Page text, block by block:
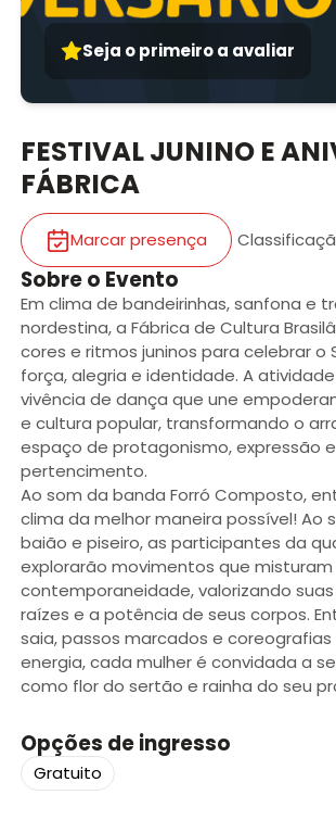
Seja o primeiro a avaliar
FESTIVAL JUNINO E
FÁBRICA
Marcar presença
Sobre o Evento
Em clima de bandeirinhas, sanfona e
nordestina, a Fábrica de Cultura
cores e ritmos juninos para celebrar o
força, alegria e identidade. A
vivência de dança que une
e cultura popular, transformando o
espaço de protagonismo, expressão e
pertencimento.
Ao som da banda Forró Composto,
clima da melhor maneira possível! Ao
baião e piseiro, as participantes da
explorarão movimentos que
contemporaneidade, valorizando suas
raízes e a potência de seus corpos.
saia, passos marcados e coreografias
energia, cada mulher é convidada a
como flor do sertão e rainha do seu
Opções de ingresso
Gratuito